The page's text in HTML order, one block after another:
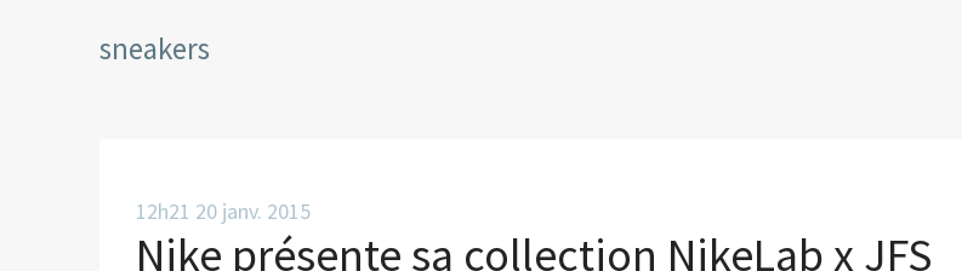
sneakers
12h21 20 janv. 2015
Nike présente sa collection NikeLab x JFS